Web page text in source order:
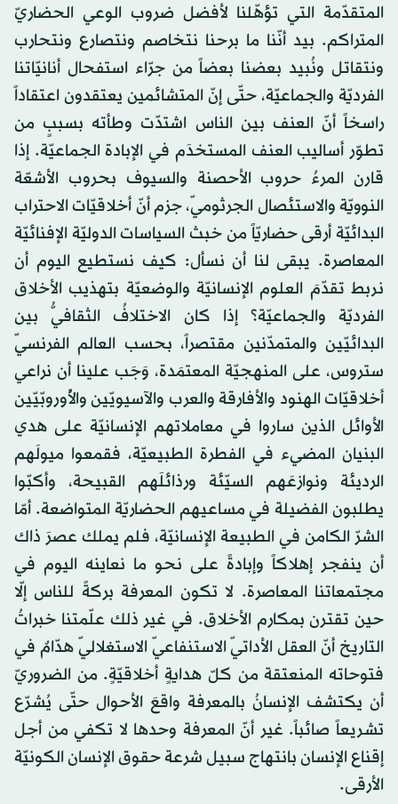
المتقدّمة التي تؤهّلنا لأفضل ضروب الوعي الحضاريّ
المتراكم. بيد أنّنا ما برحنا نتخاصم ونتصارع ونتحارب
ونتقاتل ونُبيد بعضنا بعضاً من جرّاء استفحال أنانيّاتنا
الفرديّة والجماعيّة، حتّى إنّ المتشائمين يعتقدون اعتقاداً
راسخاً أنّ العنف بين الناس اشتدّت وطأته بسببٍ من
تطوّر أساليب العنف المستخدَم في الإبادة الجماعيّة. إذا
قارن المرءُ حروب الأحصنة والسيوف بحروب الأشعّة
النوويّة والاستئصال الجرثوميّ، جزم أنّ أخلاقيّات الاحتراب
البدائيّة أرقى حضاريّاً من خبث السياسات الدوليّة الإفنائيّة
المعاصرة. يبقى لنا أن نسأل: كيف نستطيع اليوم أن
نربط تقدّمَ العلوم الإنسانيّة والوضعيّة بتهذيب الأخلاق
الفرديّة والجماعيّة؟ إذا كان الاختلافُ الثقافيُّ بين
البدائيّين والمتمدّنين مقتصراً، بحسب العالم الفرنسيّ
ستروس، على المنهجيّة المعتمَدة، وَجَب علينا أن نراعي
أخلاقيّات الهنود والأفارقة والعرب والآسيويّين والأُوروبّيّين
الأوائل الذين ساروا في معاملاتهم الإنسانيّة على هدي
البنيان المضيء في الفطرة الطبيعيّة، فقمعوا ميولَهم
الرديئة ونوازعَهم السيّئة ورذائلَهم القبيحة، وأكبّوا
يطلبون الفضيلة في مساعيهم الحضاريّة المتواضعة. أمّا
الشرّ الكامن في الطبيعة الإنسانيّة، فلم يملك عصرَ ذاك
أن ينفجر إهلاكاً وإبادةً على نحو ما نعاينه اليوم في
مجتمعاتنا المعاصرة. لا تكون المعرفة بركةً للناس إلّا
حين تقترن بمكارم الأخلاق. في غير ذلك علّمتنا خبراتُ
التاريخ أنّ العقل الأداتيّ الاستنفاعيّ الاستغلاليّ هدّامٌ في
فتوحاته المنعتقة من كلّ هدايةٍ أخلاقيّةٍ. من الضروريّ
أن يكتشف الإنسانُ بالمعرفة واقعَ الأحوال حتّى يُشرّع
تشريعاً صائباً. غير أنّ المعرفة وحدها لا تكفي من أجل
إقناع الإنسان بانتهاج سبيل شرعة حقوق الإنسان الكونيّة
الأرقى.